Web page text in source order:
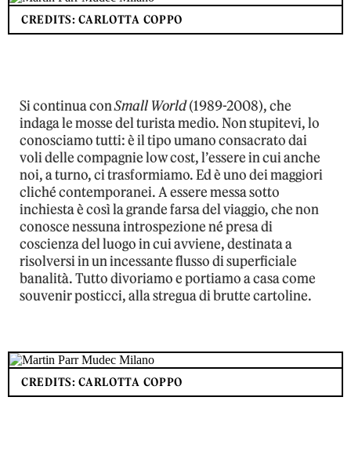
CREDITS: CARLOTTA COPPO
Si continua conSmall World(1989-2008), che
indaga le mosse del turista medio. Non stupitevi, lo
conosciamo tutti: è il tipo umano consacrato dai
voli delle compagnie low cost, l’essere in cui anche
noi, a turno, ci trasformiamo. Ed è uno dei maggiori
cliché contemporanei. A essere messa sotto
inchiesta è così la grande farsa del viaggio, che non
conosce nessuna introspezione né presa di
coscienza del luogo in cui avviene, destinata a
risolversi in un incessante flusso di superficiale
banalità. Tutto divoriamo e portiamo a casa come
souvenir posticci, alla stregua di brutte cartoline.
CREDITS: CARLOTTA COPPO